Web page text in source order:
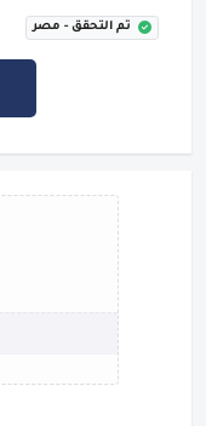
تم التحقق - مصر